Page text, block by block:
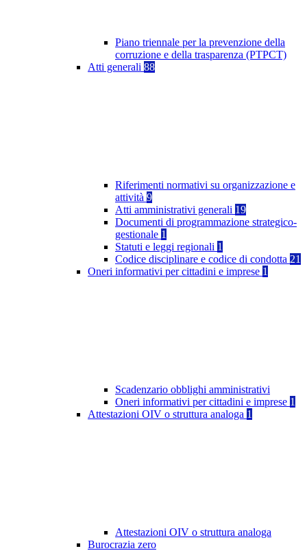
Piano triennale per la prevenzione della
corruzione e della trasparenza (PTPCT)
Atti generali 88
Riferimenti normativi su organizzazione e
attività 9
Atti amministrativi generali 19
Documenti di programmazione strategico-
gestionale 1
Statuti e leggi regionali 1
Codice disciplinare e codice di condotta 21
Oneri informativi per cittadini e imprese 1
Scadenzario obblighi amministrativi
Oneri informativi per cittadini e imprese 1
Attestazioni OIV o struttura analoga 1
Attestazioni OIV o struttura analoga
Burocrazia zero